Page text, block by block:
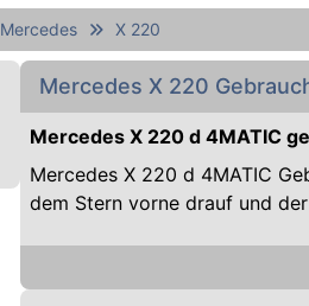
Mercedes X 220
Mercedes X 220
Mercedes X 220 d 4MATIC
Mercedes X 220 d 4MATIC
dem Stern vorne drauf und